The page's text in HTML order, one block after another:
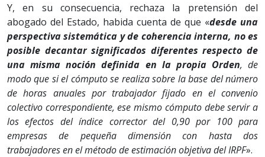
Y, en su consecuencia, rechaza la pretensión del
abogado del Estado, habida cuenta de que «desde una
perspectiva sistemática y de coherencia interna, no es
posible decantar significados diferentes respecto de
una misma noción definida en la propia Orden, de
modo que si el cómputo se realiza sobre la base del número
de horas anuales por trabajador fijado en el convenio
colectivo correspondiente, ese mismo cómputo debe servir a
los efectos del índice corrector del 0,90 por 100 para
empresas de pequeña dimensión con hasta dos
trabajadores en el método de estimación objetiva del IRPF».